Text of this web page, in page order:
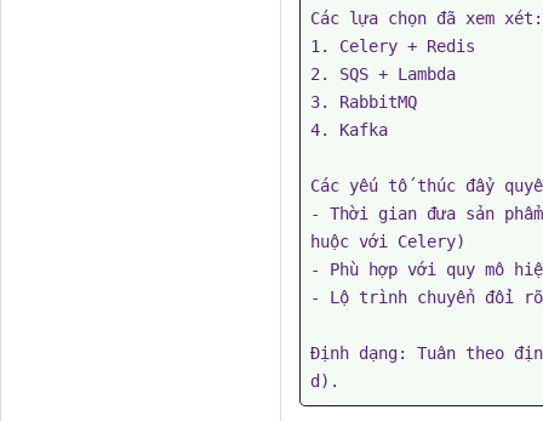
Các lựa chọn đã xem xét:
1. Celery + Redis
2. SQS + Lambda
3. RabbitMQ
4. Kafka
Các yếu tố thúc đẩy
- Thời gian đưa sản
huộc với Celery)
- Phù hợp với quy mô
- Lộ trình chuyển đổi
Định dạng: Tuân theo
d).